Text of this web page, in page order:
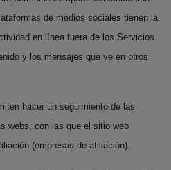
de medios sociales tienen la
en línea fuera de los Servicios.
y los mensajes que ve en otros
hacer un seguimiento de las
webs, con las que el sitio web
(empresas de afiliación).